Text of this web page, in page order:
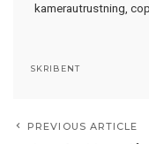
kamerautrustning,
SKRIBENT
PREVIOUS ARTICLE